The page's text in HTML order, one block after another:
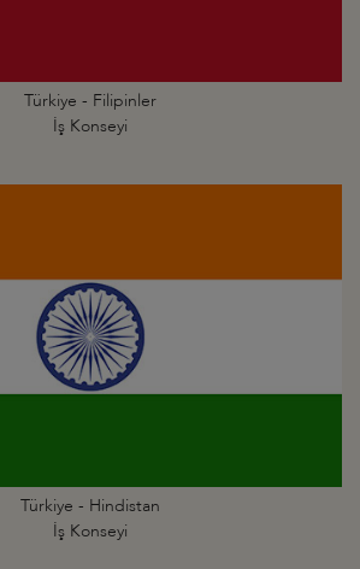
Türkiye - Filipinler
İş Konseyi
Türkiye - Hindistan
İş Konseyi